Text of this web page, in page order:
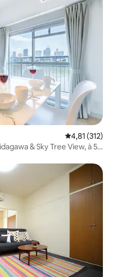
Évaluation
4,81 (312)
& Sky Tree View, à 5